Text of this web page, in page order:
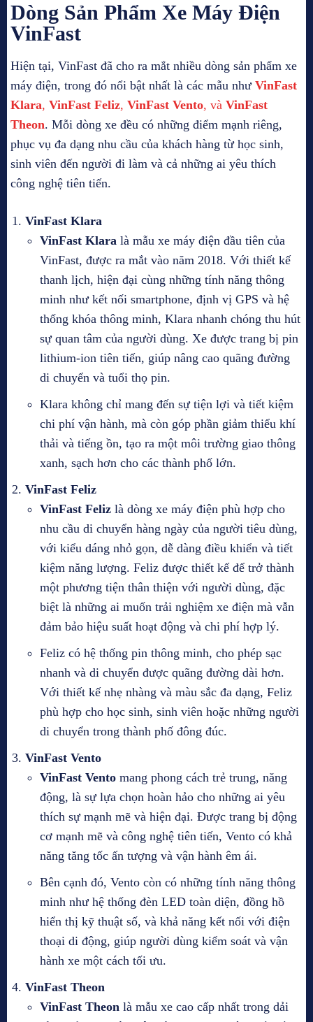
Dòng Sản Phẩm Xe Máy Điện
VinFast
Hiện tại, VinFast đã cho ra mắt nhiều dòng sản phẩm xe
máy điện, trong đó nổi bật nhất là các mẫu như VinFast
Klara, VinFast Feliz, VinFast Vento, và VinFast
Theon. Mỗi dòng xe đều có những điểm mạnh riêng,
phục vụ đa dạng nhu cầu của khách hàng từ học sinh,
sinh viên đến người đi làm và cả những ai yêu thích
công nghệ tiên tiến.
VinFast Klara
VinFast Klara là mẫu xe máy điện đầu tiên của
VinFast, được ra mắt vào năm 2018. Với thiết kế
thanh lịch, hiện đại cùng những tính năng thông
minh như kết nối smartphone, định vị GPS và hệ
thống khóa thông minh, Klara nhanh chóng thu hút
sự quan tâm của người dùng. Xe được trang bị pin
lithium-ion tiên tiến, giúp nâng cao quãng đường
di chuyển và tuổi thọ pin.
Klara không chỉ mang đến sự tiện lợi và tiết kiệm
chi phí vận hành, mà còn góp phần giảm thiểu khí
thải và tiếng ồn, tạo ra một môi trường giao thông
xanh, sạch hơn cho các thành phố lớn.
VinFast Feliz
VinFast Feliz là dòng xe máy điện phù hợp cho
nhu cầu di chuyển hàng ngày của người tiêu dùng,
với kiểu dáng nhỏ gọn, dễ dàng điều khiển và tiết
kiệm năng lượng. Feliz được thiết kế để trở thành
một phương tiện thân thiện với người dùng, đặc
biệt là những ai muốn trải nghiệm xe điện mà vẫn
đảm bảo hiệu suất hoạt động và chi phí hợp lý.
Feliz có hệ thống pin thông minh, cho phép sạc
nhanh và di chuyển được quãng đường dài hơn.
Với thiết kế nhẹ nhàng và màu sắc đa dạng, Feliz
phù hợp cho học sinh, sinh viên hoặc những người
di chuyển trong thành phố đông đúc.
VinFast Vento
VinFast Vento mang phong cách trẻ trung, năng
động, là sự lựa chọn hoàn hảo cho những ai yêu
thích sự mạnh mẽ và hiện đại. Được trang bị động
cơ mạnh mẽ và công nghệ tiên tiến, Vento có khả
năng tăng tốc ấn tượng và vận hành êm ái.
Bên cạnh đó, Vento còn có những tính năng thông
minh như hệ thống đèn LED toàn diện, đồng hồ
hiển thị kỹ thuật số, và khả năng kết nối với điện
thoại di động, giúp người dùng kiểm soát và vận
hành xe một cách tối ưu.
VinFast Theon
VinFast Theon là mẫu xe cao cấp nhất trong dải